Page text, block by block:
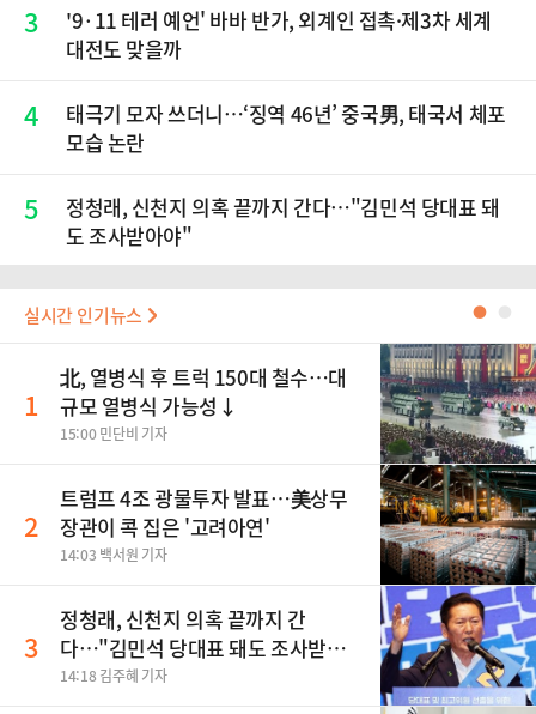
3
'9·11 테러 예언' 바바 반가, 외계인 접촉·제3차 세계
대전도 맞을까
4
태극기 모자 쓰더니…‘징역 46년’ 중국男, 태국서 체포
모습 논란
5
정청래, 신천지 의혹 끝까지 간다…"김민석 당대표 돼
도 조사받아야"
실시간 인기뉴스 ●
1
北, 열병식 후 트럭 150대 철수…대
규모 열병식 가능성↓
15:00 민단비 기자
2
트럼프 4조 광물투자 발표…美상무
장관이 콕 집은 '고려아연'
14:03 백서원 기자
3
정청래, 신천지 의혹 끝까지 간
다…"김민석 당대표 돼도 조사받아
야"
14:18 김주혜 기자